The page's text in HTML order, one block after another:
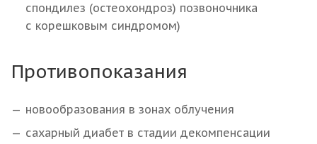
спондилез (остеохондроз) позвоночника
с корешковым синдромом)
Противопоказания
новообразования в зонах облучения
сахарный диабет в стадии декомпенсации